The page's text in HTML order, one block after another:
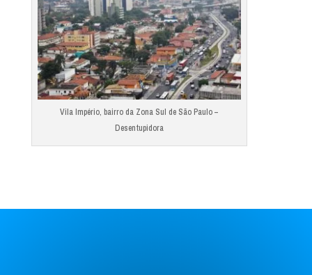
Vila Império, bairro da Zona Sul de São Paulo –
Desentupidora